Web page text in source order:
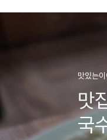
맛있는이
맛
국